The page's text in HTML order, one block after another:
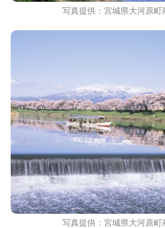
写真提供：宮城県大河原町
写真提供：宮城県大河原町